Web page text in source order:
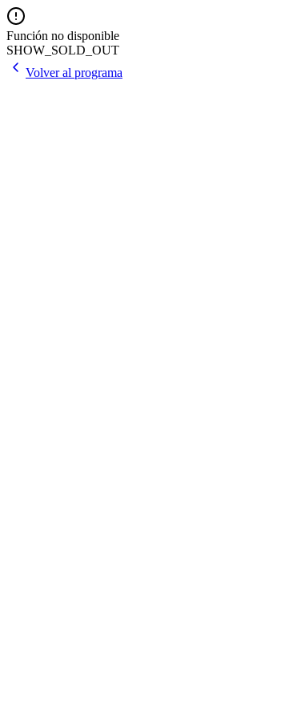
Función no disponible
SHOW_SOLD_OUT
Volver al programa